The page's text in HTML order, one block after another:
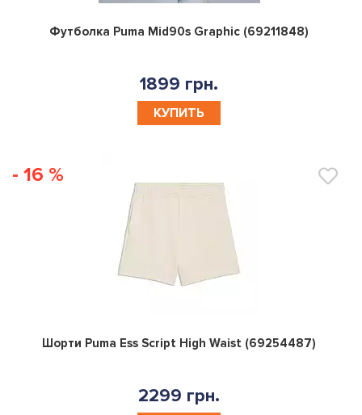
0
Футболка Puma Mid90s Graphic (69211848)
1899 грн.
КУПИТЬ
- 16 %
0
Шорти Puma Ess Script High Waist (69254487)
2299 грн.